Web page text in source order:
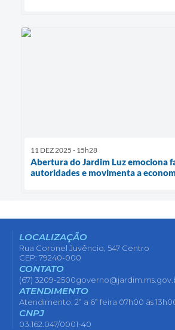
11 DEZ 2025 - 15h28
Abertura do Jardim Luz emociona
autoridades e movimenta a
LOCALIZAÇÃO
Rua Coronel Juvêncio, 547 Centro
CEP: 79240-000
CONTATO
(67) 3209-2500
ATENDIMENTO
Atendimento: 2ª a 6ª feira 07h00 às
CNPJ
03.162.047/0001-40